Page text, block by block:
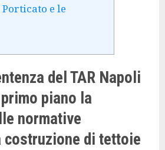
e le
del TAR Napoli
piano la
normative
costruzione di tettoie